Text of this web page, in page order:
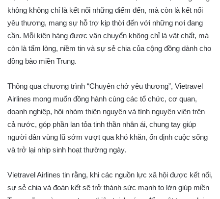
không không chỉ là kết nối những điểm đến, mà còn là kết nối
yêu thương, mang sự hỗ trợ kịp thời đến với những nơi đang
cần. Mỗi kiện hàng được vận chuyển không chỉ là vật chất, mà
còn là tấm lòng, niềm tin và sự sẻ chia của cộng đồng dành cho
đồng bào miền Trung.
Thông qua chương trình “Chuyên chở yêu thương”, Vietravel
Airlines mong muốn đồng hành cùng các tổ chức, cơ quan,
doanh nghiệp, hội nhóm thiện nguyện và tình nguyện viên trên
cả nước, góp phần lan tỏa tinh thần nhân ái, chung tay giúp
người dân vùng lũ sớm vượt qua khó khăn, ổn định cuộc sống
và trở lại nhịp sinh hoạt thường ngày.
Vietravel Airlines tin rằng, khi các nguồn lực xã hội được kết nối,
sự sẻ chia và đoàn kết sẽ trở thành sức mạnh to lớn giúp miền